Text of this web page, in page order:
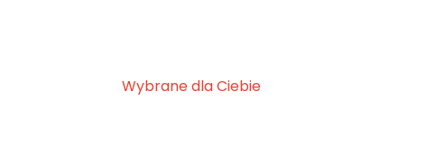
Wybrane dla Ciebie